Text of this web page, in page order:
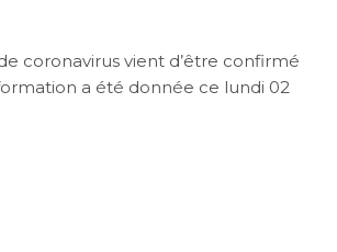
coronavirus vient d’être confirmé
a été donnée ce lundi 02